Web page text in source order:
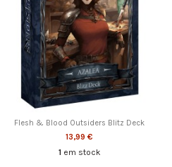
Flesh & Blood Outsiders Blitz Deck
13,99 €
1 em stock